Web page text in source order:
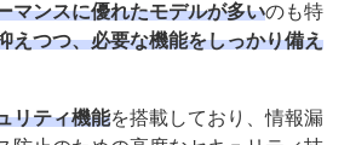
マンスに優れたモデルが多いのも特
えつつ、必要な機能をしっかり備え
リティ機能を搭載しており、情報漏